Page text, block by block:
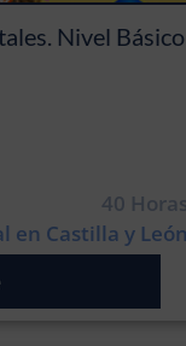
Nivel Básico
40
en Castilla y